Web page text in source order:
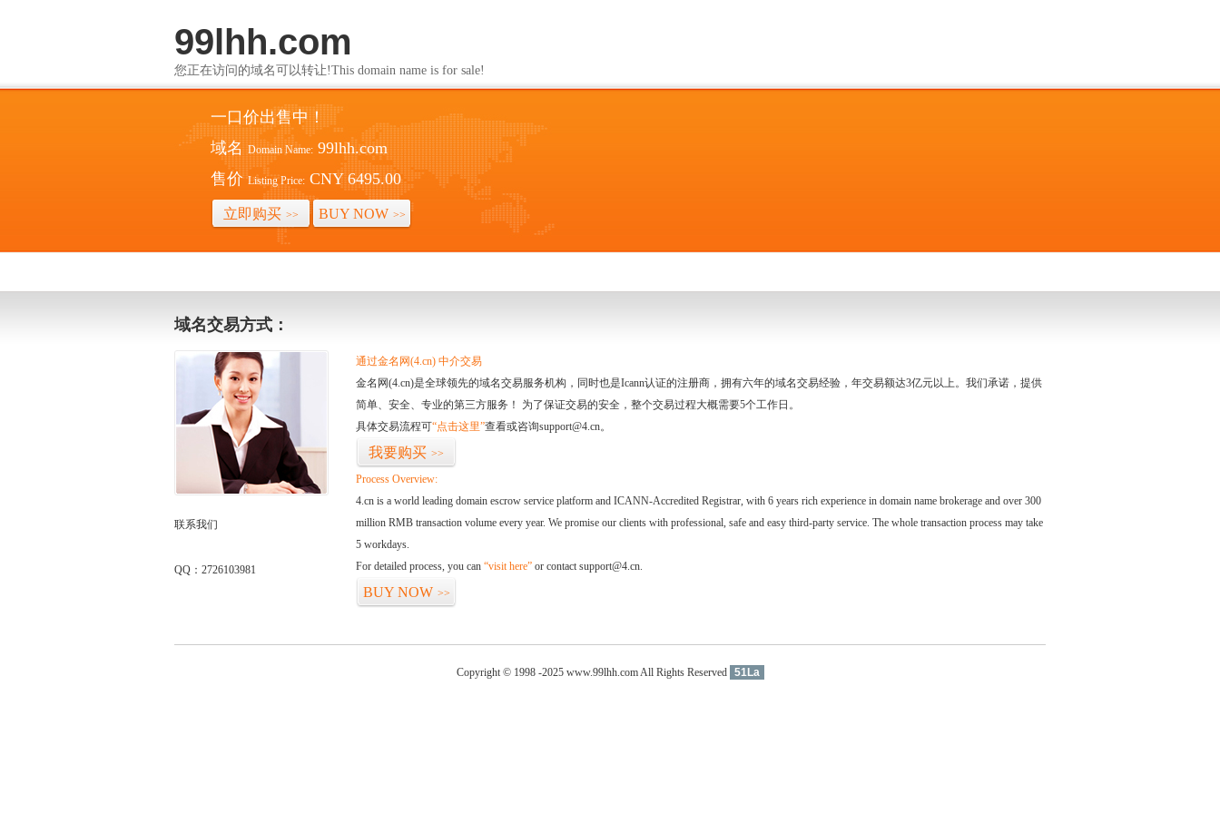
99lhh.com
您正在访问的域名可以转让!This domain name is for sale!
一口价出售中！
域名 Domain Name: 99lhh.com
售价 Listing Price: CNY 6495.00
立即购买 >> BUY NOW >>
域名交易方式：
联系我们
QQ：2726103981
通过金名网(4.cn) 中介交易
金名网(4.cn)是全球领先的域名交易服务机构，同时也是Icann认证的注册商，拥有六年的域名交易经验，年交易额达3亿元以上。我们承诺，提供
简单、安全、专业的第三方服务！ 为了保证交易的安全，整个交易过程大概需要5个工作日。
具体交易流程可“点击这里”查看或咨询support@4.cn。
我要购买 >>
Process Overview:
4.cn is a world leading domain escrow service platform and ICANN-Accredited Registrar, with 6 years rich experience in domain name brokerage and over 300
million RMB transaction volume every year. We promise our clients with professional, safe and easy third-party service. The whole transaction process may take
5 workdays.
For detailed process, you can “visit here” or contact support@4.cn.
BUY NOW >>
Copyright © 1998 -2025 www.99lhh.com All Rights Reserved 51La